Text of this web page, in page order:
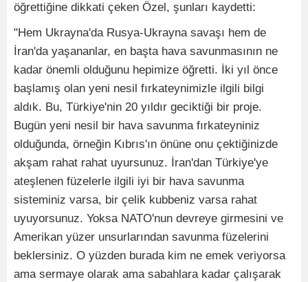
öğrettiğine dikkati çeken Özel, şunları kaydetti:
"Hem Ukrayna'da Rusya-Ukrayna savaşı hem de
İran'da yaşananlar, en başta hava savunmasının ne
kadar önemli olduğunu hepimize öğretti. İki yıl önce
başlamış olan yeni nesil fırkateynimizle ilgili bilgi
aldık. Bu, Türkiye'nin 20 yıldır geciktiği bir proje.
Bugün yeni nesil bir hava savunma fırkateyniniz
olduğunda, örneğin Kıbrıs'ın önüne onu çektiğinizde
akşam rahat rahat uyursunuz. İran'dan Türkiye'ye
ateşlenen füzelerle ilgili iyi bir hava savunma
sisteminiz varsa, bir çelik kubbeniz varsa rahat
uyuyorsunuz. Yoksa NATO'nun devreye girmesini ve
Amerikan yüzer unsurlarından savunma füzelerini
beklersiniz. O yüzden burada kim ne emek veriyorsa
ama sermaye olarak ama sabahlara kadar çalışarak